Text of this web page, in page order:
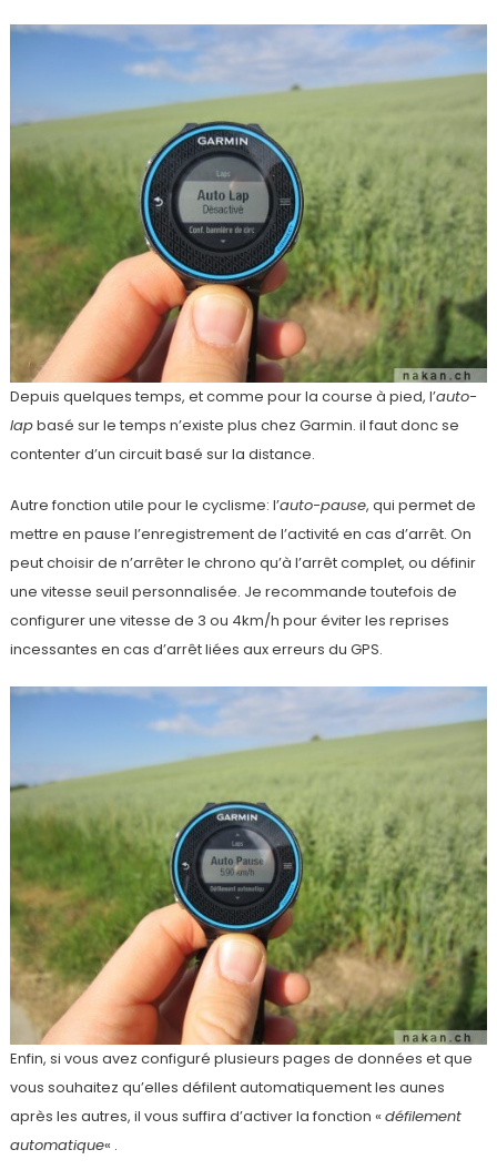
Depuis quelques temps, et comme pour la course à pied, l’auto-
lapbasé sur le temps n’existe plus chez Garmin. il faut donc se
contenter d’un circuit basé sur la distance.
Autre fonction utile pour le cyclisme: l’auto-pause, qui permet de
mettre en pause l’enregistrement de l’activité en cas d’arrêt. On
peut choisir de n’arrêter le chrono qu’à l’arrêt complet, ou définir
une vitesse seuil personnalisée. Je recommande toutefois de
configurer une vitesse de 3 ou 4km/h pour éviter les reprises
incessantes en cas d’arrêt liées aux erreurs du GPS.
Enfin, si vous avez configuré plusieurs pages de données et que
vous souhaitez qu’elles défilent automatiquement les aunes
après les autres, il vous suffira d’activer la fonction « défilement
automatique« .